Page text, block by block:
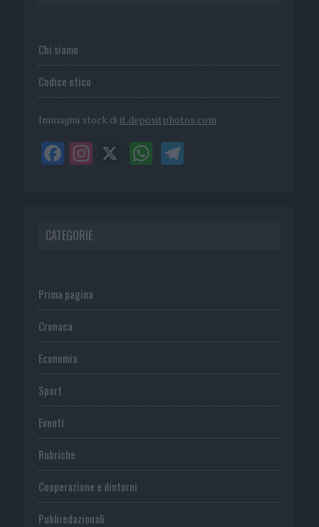
Chi siamo
Codice etico
Immagini stock di it.depositphotos.com
CATEGORIE
Prima pagina
Cronaca
Economia
Sport
Eventi
Rubriche
Cooperazione e dintorni
Publiredazionali